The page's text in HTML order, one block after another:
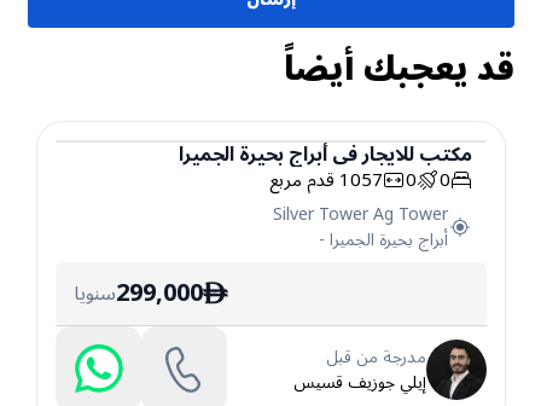
قد يعجبك أيضاً
مكتب
مكتبللايجارفيأبراج بحيرة الجميرا
0
0
1057قدم مربع
Silver Tower Ag Tower
أبراج بحيرة الجميرا-
ê
299,000سنويا
مدرجة من قبل
إيلي جوزيف قسيس